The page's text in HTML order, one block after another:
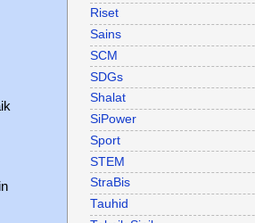
Riset
Sains
SCM
SDGs
Shalat
SiPower
Sport
STEM
StraBis
Tauhid